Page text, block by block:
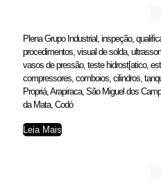
Plena Grupo Industrial, inspeção,
procedimentos, visual de solda,
vasos de pressão, teste hidrost[atico,
compressores, comboios, cilindros,
Propriá, Arapiraca, São Miguel dos
da Mata, Codó
Leia Mais